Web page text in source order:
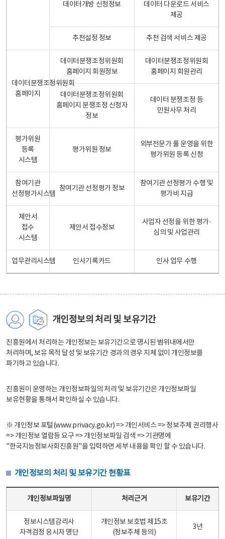
데이터개방 신청정보
데이터 다운로드 서비스
제공
추천설정 정보 추천 검색 서비스 제공
데이터분쟁조정위원회
홈페이지
데이터분쟁조정위원회
홈페이지 회원정보
데이터분쟁조정위원회
홈페이지 회원관리
데이터분쟁조정위원회
홈페이지 분쟁조정 신청자
정보
데이터 분쟁조정 등
민원사무 처리
평가위원
등록
시스템
평가위원 정보
외부전문가 풀 운영을 위한
평가위원 등록 신청
참여기관
선정평가시스템
참여기관 선정평가 정보
참여기관 선정평가 수행 및
평가비 지급
제안서
접수
시스템
제안서 접수정보
사업자 선정을 위한 평가·
심의 및 사업관리
업무관리시스템 인사기록카드 인사 업무 수행
개인정보의 처리 및 보유기간
진흥원에서 처리하는 개인정보는 보유기간으로 명시된 범위내에서만
처리하며, 보유 목적 달성 및 보유기간 경과의 경우 지체 없이 개인정보를
파기하고 있습니다.
진흥원이 운영하는 개인정보파일의 처리 및 보유기간은 개인정보파일
보유현황을 통해서 확인하실 수 있습니다.
※ 개인정보 포털(www.privacy.go.kr) => 개인서비스 => 정보주체 권리행사
=> 개인정보 열람등 요구 => 개인정보파일 검색 => 기관명에
"한국지능정보사회진흥원"을 입력하면 세부 내용을 확인 할 수 있습니다.
개인정보의 처리 및 보유기간 현황표
개인정보파일명 처리근거 보유기간
정보시스템감리사
자격검정 응시자 명단
개인정보 보호법 제15조
(정보주체 등의)
3년